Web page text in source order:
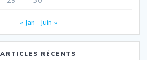
« Jan Juin »
ARTICLES RÉCENTS